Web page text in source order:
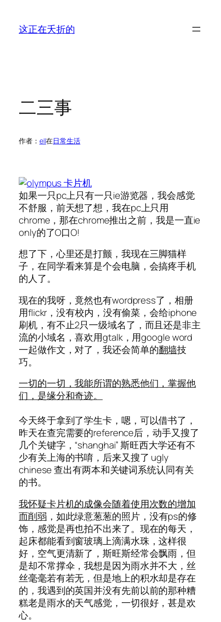
这正在夭折的
二三事
作者： ell在日常生活
如果一只pc上只有一只ie游览器，我会感觉
不舒服，前天想了想，我在pc上只用
chrome，那在chrome推出之前，我是一直ie
only的了O口O!
想了下，心里还是打颤，我现在三脚猫样
子，在同学看来算是个会电脑，会搞疼手机
的人了。
现在的我呀，竟然也有wordpress了，相册
用flickr，没有校内，没有偷菜，会给iphone
刷机，有不止2只一级域名了，而且还是非主
流的小域名，喜欢用gtalk，用google word
一起做作文，对了，我还会简单的翻墙技
巧。
一切的一切，我能所谓的熟悉他们，掌握他
们，是缘分和奇迹。
今天终于拿到了学生卡，嗯，可以借书了，
昨天在查完需要的reference后，动手又搜了
几个关键字，“shanghai” 斯旺西大学还有不
少有关上海的书唷，后来又搜了 ugly
chinese 查出有两本和关键词系统认同有关
的书。
我怀疑卡片机的成像会随着使用次数的增加
而削弱 ，如此绿意葱葱的照片，没有ps的修
饰，感觉是再也拍不出来了。现在的每天，
起床都能看到窗玻璃上滴满水珠，这样很
好，空气更清新了，斯旺斯经常会飘雨，但
是却不常撑伞，我想是因为雨水并不大，丝
丝毫毫若有若无，但是地上的积水却是存在
的，我遇到的英国并没有先前以前的那种糟
糕老是雨水的天气感觉，一切很好，甚是欢
心。